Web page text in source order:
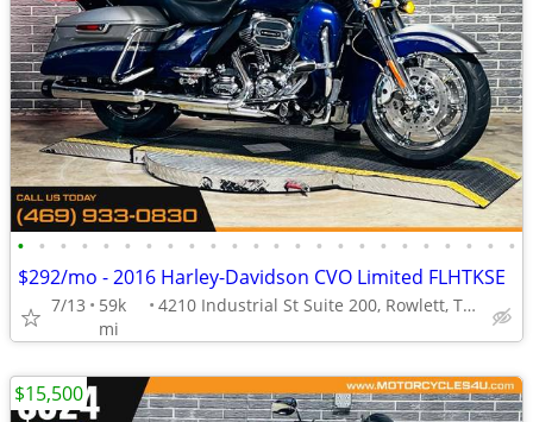
• • • • • • • • • • • • • • • • • • • • • • • •
$292/mo - 2016 Harley-Davidson CVO Limited FLHTKSE
7/13
59k
mi
4210 Industrial St Suite 200, Rowlett, TX 75088
$15,500